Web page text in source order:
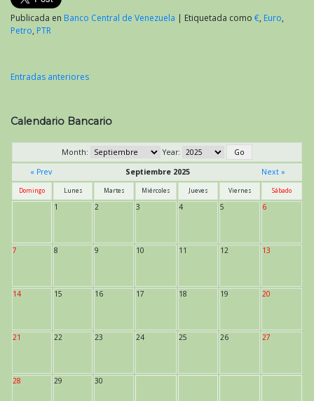
Publicada en Banco Central de Venezuela | Etiquetada como €, Euro,
Petro, PTR
de
entradas
Entradas anteriores
Calendario Bancario
Month:
Year:
« Prev
Septiembre 2025 Next »
Domingo Lunes Martes Miércoles Jueves Viernes Sábado
1 2 3 4 5 6
7 8 9 10 11 12 13
14 15 16 17 18 19 20
21 22 23 24 25 26 27
28 29 30